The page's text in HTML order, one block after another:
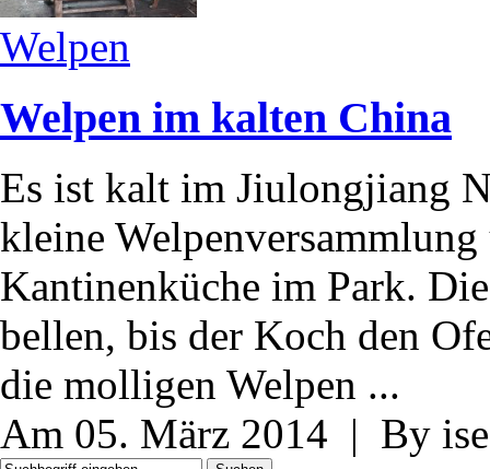
Welpen
Welpen im kalten China
Es ist kalt im Jiulongjiang
kleine
Kantinenküche im Park.
bellen, bis der Koch den
die molligen Welpen ...
Am 05. März 2014 | By ise